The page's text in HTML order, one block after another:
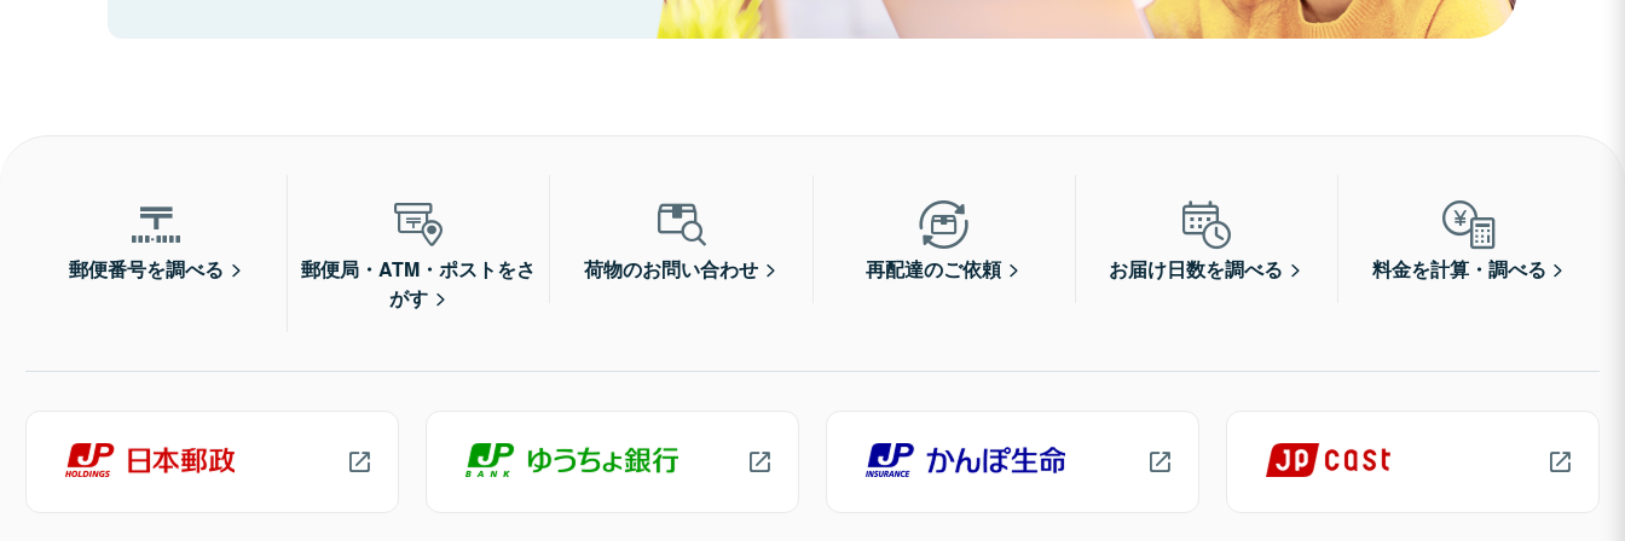
郵便番号を調べる
郵便局・ATM・ポストをさ
がす
荷物のお問い合わせ 再配達のご依頼 お届け日数を調べる 料金を計算・調べる